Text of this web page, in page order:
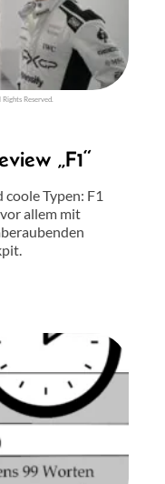
Reserved.
„F1“
Typen: F1
allem mit